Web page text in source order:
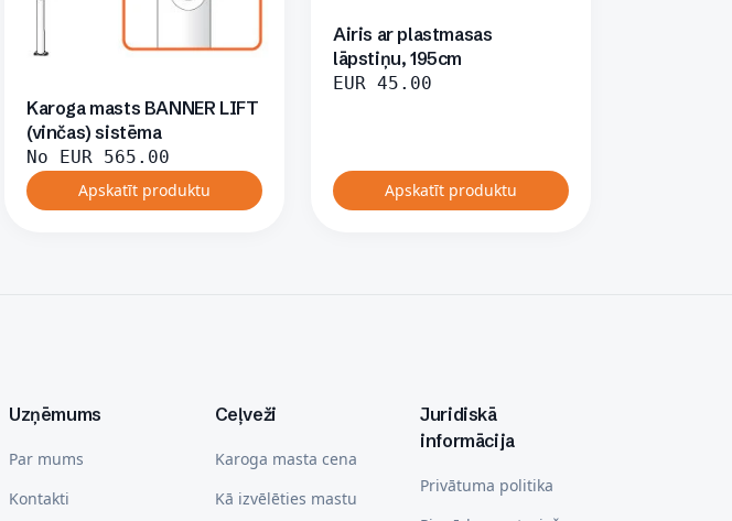
Karoga masts BANNER LIFT
(vinčas) sistēma
No EUR 565.00
Apskatīt produktu
Airis ar plastmasas
lāpstiņu, 195cm
EUR 45.00
Apskatīt produktu
Uzņēmums
Par mums
Kontakti
Ceļveži
Karoga masta cena
Kā izvēlēties mastu
Juridiskā
informācija
Privātuma politika